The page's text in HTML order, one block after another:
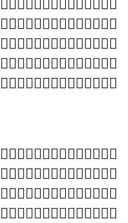
𖅪𖅫𖅬𖅭𖅮𖅯𖅰𖅱𖅲𖅳𖅴𖅵𖅶𖅷
𖆈𖆉𖆊𖆋𖆌𖆍𖆎𖆏𖆐𖆑𖆒𖆓𖆔𖆕
𖆦𖆧𖆨𖆩𖆪𖆫𖆬𖆭𖆮𖆯𖆰𖆱𖆲𖆳
𖇄𖇅𖇆𖇇𖇈𖇉𖇊𖇋𖇌𖇍𖇎𖇏𖇐𖇑
𖇢𖇣𖇤𖇥𖇦𖇧𖇨𖇩𖇪𖇫𖇬𖇭𖇮𖇯
𖈐𖈑𖈒𖈓𖈔𖈕𖈖𖈗𖈘𖈙𖈚𖈛𖈜𖈝
𖈮𖈯𖈰𖈱𖈲𖈳𖈴𖈵𖈶𖈷𖈸𖈹𖈺𖈻
𖉌𖉍𖉎𖉏𖉐𖉑𖉒𖉓𖉔𖉕𖉖𖉗𖉘𖉙
𖉪𖉫𖉬𖉭𖉮𖉯𖉰𖉱𖉲𖉳𖉴𖉵𖉶𖉷